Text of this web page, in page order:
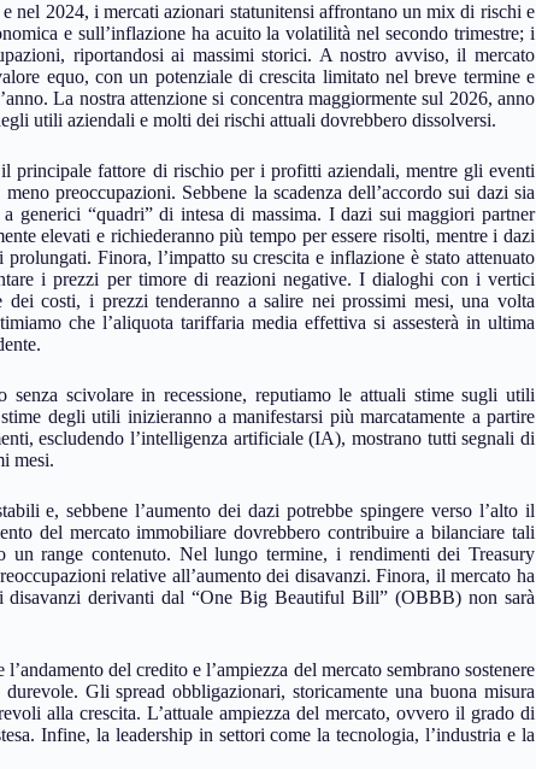
nel 2024, i mercati azionari statunitensi affrontano un mix di rischi e
e sull’inflazione ha acuito la volatilità nel secondo trimestre; i
riportandosi ai massimi storici. A nostro avviso, il mercato
equo, con un potenziale di crescita limitato nel breve termine e
La nostra attenzione si concentra maggiormente sul 2026, anno
utili aziendali e molti dei rischi attuali dovrebbero dissolversi.
principale fattore di rischio per i profitti aziendali, mentre gli eventi
preoccupazioni. Sebbene la scadenza dell’accordo sui dazi sia
generici “quadri” di intesa di massima. I dazi sui maggiori partner
elevati e richiederanno più tempo per essere risolti, mentre i dazi
Finora, l’impatto su crescita e inflazione è stato attenuato
i prezzi per timore di reazioni negative. I dialoghi con i vertici
costi, i prezzi tenderanno a salire nei prossimi mesi, una volta
che l’aliquota tariffaria media effettiva si assesterà in ultima
senza scivolare in recessione, reputiamo le attuali stime sugli utili
degli utili inizieranno a manifestarsi più marcatamente a partire
escludendo l’intelligenza artificiale (IA), mostrano tutti segnali di
mesi.
e, sebbene l’aumento dei dazi potrebbe spingere verso l’alto il
del mercato immobiliare dovrebbero contribuire a bilanciare tali
un range contenuto. Nel lungo termine, i rendimenti dei Treasury
relative all’aumento dei disavanzi. Finora, il mercato ha
disavanzi derivanti dal “One Big Beautiful Bill” (OBBB) non sarà
del credito e l’ampiezza del mercato sembrano sostenere
Gli spread obbligazionari, storicamente una buona misura
alla crescita. L’attuale ampiezza del mercato, ovvero il grado di
Infine, la leadership in settori come la tecnologia, l’industria e la